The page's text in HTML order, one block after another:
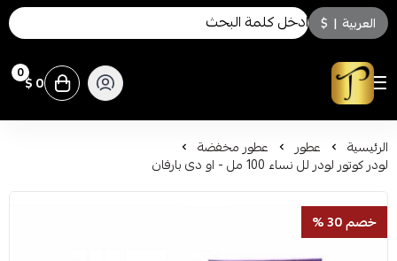
العربية |
$
توسكاني للعطور
0 0 $
الرئيسية عطور عطور مخفضة
لودر كوتور لودر لل نساء 100 مل - او دى بارفان
خصم 30 %